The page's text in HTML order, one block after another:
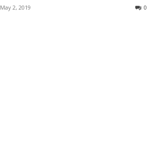
May 2, 2019 0